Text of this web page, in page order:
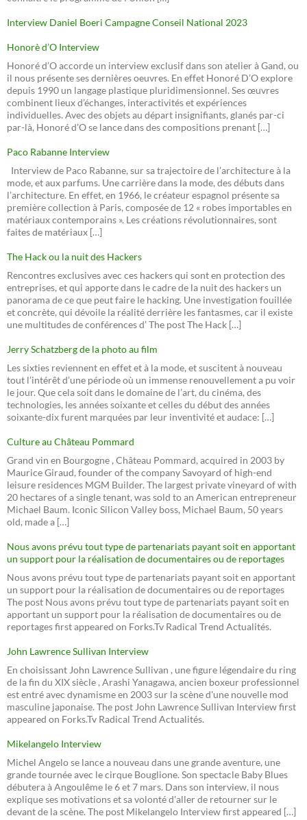
Interview Daniel Boeri Campagne Conseil National 2023
Honorè d’O Interview
Honoré d’O accorde un interview exclusif dans son atelier à Gand, ou
il nous présente ses dernières oeuvres. En effet Honoré D’O explore
depuis 1990 un langage plastique pluridimensionnel. Ses œuvres
combinent lieux d’échanges, interactivités et expériences
individuelles. Avec des objets au départ insignifiants, glanés par-ci
par-là, Honoré d’O se lance dans des compositions prenant […]
Paco Rabanne Interview
Interview de Paco Rabanne, sur sa trajectoire de l’architecture à la
mode, et aux parfums. Une carrière dans la mode, des débuts dans
l’architecture. En effet, en 1966, le créateur espagnol présente sa
première collection à Paris, composée de 12 « robes importables en
matériaux contemporains ». Les créations révolutionnaires, sont
faites de matériaux […]
The Hack ou la nuit des Hackers
Rencontres exclusives avec ces hackers qui sont en protection des
entreprises, et qui apporte dans le cadre de la nuit des hackers un
panorama de ce que peut faire le hacking. Une investigation fouillée
et concrète, qui dévoile la réalité derrière les fantasmes, car il existe
une multitudes de conférences d’ The post The Hack […]
Jerry Schatzberg de la photo au film
Les sixties reviennent en effet et à la mode, et suscitent à nouveau
tout l’intérêt d’une période où un immense renouvellement a pu voir
le jour. Que cela soit dans le domaine de l’art, du cinéma, des
technologies, les années soixante et celles du début des années
soixante-dix furent marquées par leur inventivité et audace: […]
Culture au Château Pommard
Grand vin en Bourgogne , Château Pommard, acquired in 2003 by
Maurice Giraud, founder of the company Savoyard of high-end
leisure residences MGM Builder. The largest private vineyard of with
20 hectares of a single tenant, was sold to an American entrepreneur
Michael Baum. Iconic Silicon Valley boss, Michael Baum, 50 years
old, made a […]
Nous avons prévu tout type de partenariats payant soit en apportant
un support pour la réalisation de documentaires ou de reportages
Nous avons prévu tout type de partenariats payant soit en apportant
un support pour la réalisation de documentaires ou de reportages
The post Nous avons prévu tout type de partenariats payant soit en
apportant un support pour la réalisation de documentaires ou de
reportages first appeared on Forks.Tv Radical Trend Actualités.
John Lawrence Sullivan Interview
En choisissant John Lawrence Sullivan , une figure légendaire du ring
de la fin du XIX siècle , Arashi Yanagawa, ancien boxeur professionnel
est entré avec dynamisme en 2003 sur la scène d'une nouvelle mod
masculine japonaise. The post John Lawrence Sullivan Interview first
appeared on Forks.Tv Radical Trend Actualités.
Mikelangelo Interview
Michel Angelo se lance a nouveau dans une grande aventure, une
grande tournée avec le cirque Bouglione. Son spectacle Baby Blues
débutera à Angoulême le 6 et 7 mars. Dans son interview, il nous
explique ses motivations et sa volonté d'aller de retourner sur le
devant de la scène. The post Mikelangelo Interview first appeared […]